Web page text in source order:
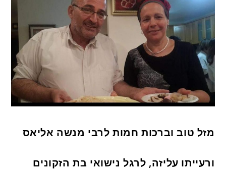
מזל טוב וברכות חמות לרבי מנשה אליאס
ורעייתו עליזה, לרגל נישואי בת הזקונים